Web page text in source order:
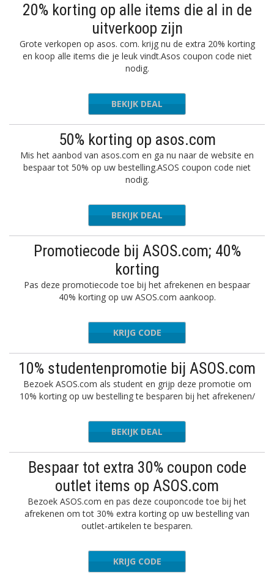
20% korting op alle items die al in de
uitverkoop zijn
Grote verkopen op asos. com. krijg nu de extra 20% korting
en koop alle items die je leuk vindt.Asos coupon code niet
nodig.
BEKIJK DEAL
50% korting op asos.com
Mis het aanbod van asos.com en ga nu naar de website en
bespaar tot 50% op uw bestelling.ASOS coupon code niet
nodig.
BEKIJK DEAL
Promotiecode bij ASOS.com; 40%
korting
Pas deze promotiecode toe bij het afrekenen en bespaar
40% korting op uw ASOS.com aankoop.
FRIC40
KRIJG CODE
10% studentenpromotie bij ASOS.com
Bezoek ASOS.com als student en grijp deze promotie om
10% korting op uw bestelling te besparen bij het afrekenen/
BEKIJK DEAL
Bespaar tot extra 30% coupon code
outlet items op ASOS.com
Bezoek ASOS.com en pas deze couponcode toe bij het
afrekenen om tot 30% extra korting op uw bestelling van
outlet-artikelen te besparen.
REVEAL
KRIJG CODE